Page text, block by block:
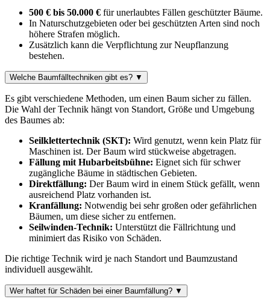
500 € bis 50.000 € für unerlaubtes Fällen geschützter Bäume.
In Naturschutzgebieten oder bei geschützten Arten sind noch
höhere Strafen möglich.
Zusätzlich kann die Verpflichtung zur Neupflanzung
bestehen.
Welche Baumfälltechniken gibt es? ▼
Es gibt verschiedene Methoden, um einen Baum sicher zu fällen.
Die Wahl der Technik hängt von Standort, Größe und Umgebung
des Baumes ab:
Seilklettertechnik (SKT): Wird genutzt, wenn kein Platz für
Maschinen ist. Der Baum wird stückweise abgetragen.
Fällung mit Hubarbeitsbühne: Eignet sich für schwer
zugängliche Bäume in städtischen Gebieten.
Direktfällung: Der Baum wird in einem Stück gefällt, wenn
ausreichend Platz vorhanden ist.
Kranfällung: Notwendig bei sehr großen oder gefährlichen
Bäumen, um diese sicher zu entfernen.
Seilwinden-Technik: Unterstützt die Fällrichtung und
minimiert das Risiko von Schäden.
Die richtige Technik wird je nach Standort und Baumzustand
individuell ausgewählt.
Wer haftet für Schäden bei einer Baumfällung? ▼